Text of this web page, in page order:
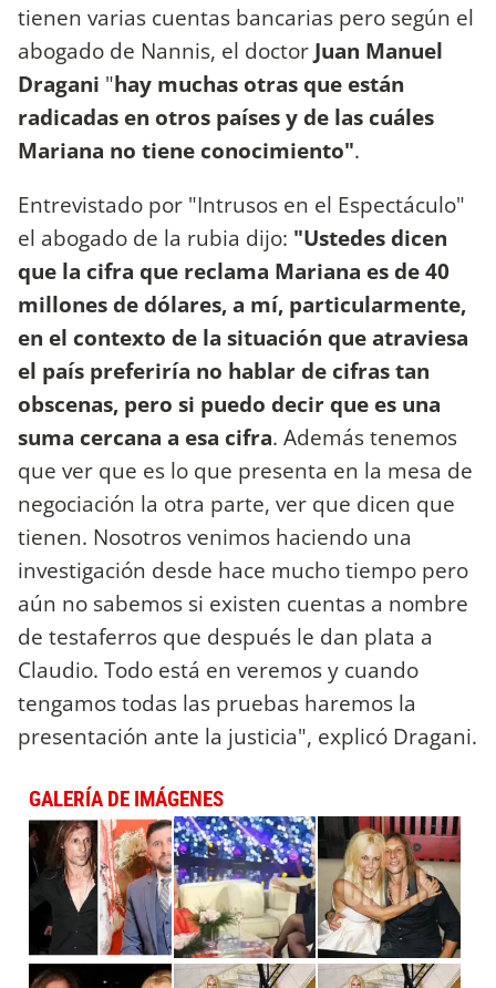
tienen varias cuentas bancarias pero según el
abogado de Nannis, el doctor Juan Manuel
Dragani "hay muchas otras que están
radicadas en otros países y de las cuáles
Mariana no tiene conocimiento".
Entrevistado por "Intrusos en el Espectáculo"
el abogado de la rubia dijo: "Ustedes dicen
que la cifra que reclama Mariana es de 40
millones de dólares, a mí, particularmente,
en el contexto de la situación que atraviesa
el país preferiría no hablar de cifras tan
obscenas, pero si puedo decir que es una
suma cercana a esa cifra. Además tenemos
que ver que es lo que presenta en la mesa de
negociación la otra parte, ver que dicen que
tienen. Nosotros venimos haciendo una
investigación desde hace mucho tiempo pero
aún no sabemos si existen cuentas a nombre
de testaferros que después le dan plata a
Claudio. Todo está en veremos y cuando
tengamos todas las pruebas haremos la
presentación ante la justicia", explicó Dragani.
GALERÍA DE IMÁGENES